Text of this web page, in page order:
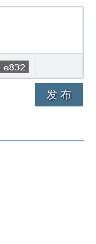
发 布